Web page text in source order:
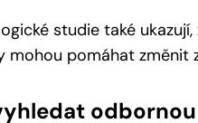
studie také
mohou pomáhat změnit